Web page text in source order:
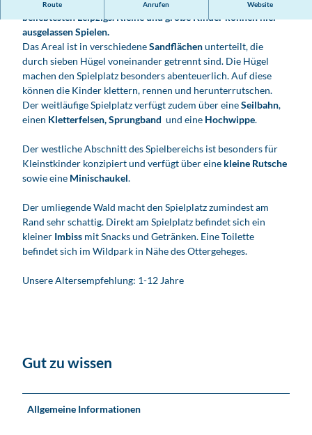
Route Anrufen Website
Der weitläufige Waldspielplatz im Wildpark ist einer der
beliebtesten Leipzigs. Kleine und große Kinder können hier
ausgelassen Spielen.
Das Areal ist in verschiedeneSandflächenunterteilt, die
durch sieben Hügel voneinander getrennt sind. Die Hügel
machen den Spielplatz besonders abenteuerlich. Auf diese
können die Kinder klettern, rennen und herunterrutschen.
Der weitläufige Spielplatz verfügt zudem über eineSeilbahn,
einen Kletterfelsen, Sprungband und eine Hochwippe.
Der westliche Abschnitt des Spielbereichs ist besonders für
Kleinstkinder konzipiert und verfügt über eine kleine Rutsche
sowie eine Minischaukel.
Der umliegende Wald macht den Spielplatz zumindest am
Rand sehr schattig. Direkt am Spielplatz befindet sich ein
kleiner Imbiss mit Snacks und Getränken. Eine Toilette
befindet sich im Wildpark in Nähe des Ottergeheges.
Unsere Altersempfehlung: 1-12 Jahre
Gut zu wissen
Allgemeine Informationen